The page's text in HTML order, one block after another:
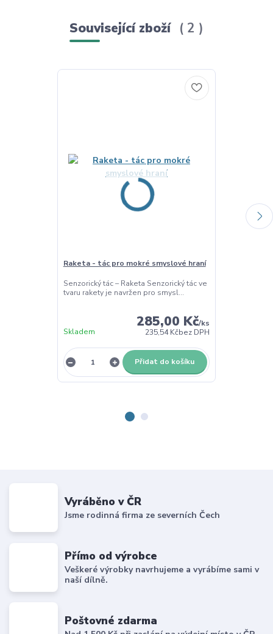
Související zboží 2
Raketa - tác pro mokré smyslové hraní
Senzorický tác – Raketa Senzorický tác ve
tvaru rakety je navržen pro smysl...
285,00 Kč/ks
235,54 Kčbez DPH
Skladem
Přidat do košíku
Vyráběno v ČR
Jsme rodinná firma ze severních Čech
Přímo od výrobce
Veškeré výrobky navrhujeme a vyrábíme sami v
naší dílně.
Poštovné zdarma